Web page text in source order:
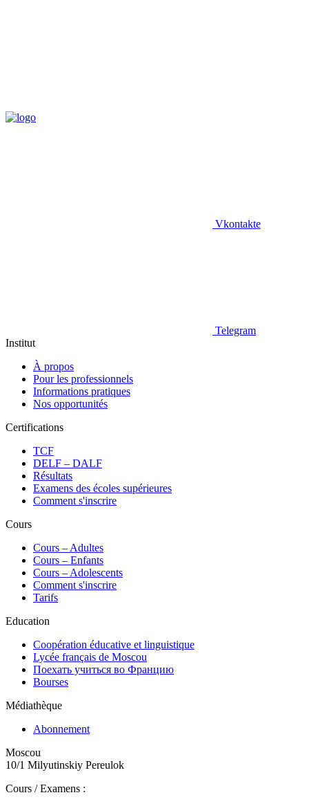
Vkontakte
Telegram
Institut
À propos
Pour les professionnels
Informations pratiques
Nos opportunités
Certifications
TCF
DELF – DALF
Résultats
Examens des écoles supérieures
Comment s'inscrire
Cours
Сours – Adultes
Cours – Enfants
Cours – Adolescents
Comment s'inscrire
Tarifs
Education
Coopération éducative et linguistique
Lycée français de Moscou
Поехать учиться во Францию
Bourses
Médiathèque
Abonnement
Moscou
10/1 Milyutinskiy Pereulok
Cours / Examens :